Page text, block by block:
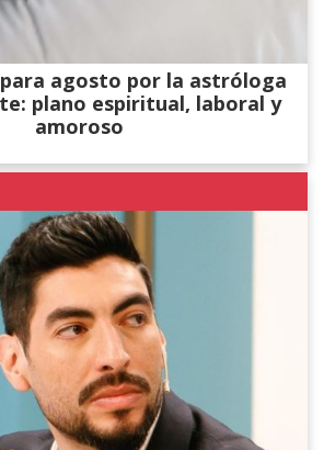
agosto por la astróloga
plano espiritual, laboral y
amoroso